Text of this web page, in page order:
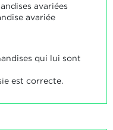
avariées
avariée
qui lui sont
est correcte.